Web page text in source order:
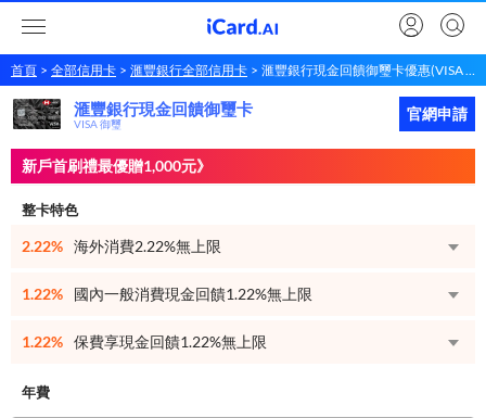
首頁 全部信用卡 滙豐銀行全部信用卡 滙豐銀行現金回饋御璽卡優惠(VISA 御璽)
滙豐銀行現金回饋御璽卡 立即申請
滙豐銀行現金回饋御璽卡
VISA 御璽
官網申請
新戶首刷禮最優贈1,000元》
整卡特色
2.22% 海外消費2.22%無上限
1.22% 國內一般消費現金回饋1.22%無上限
1.22% 保費享現金回饋1.22%無上限
年費